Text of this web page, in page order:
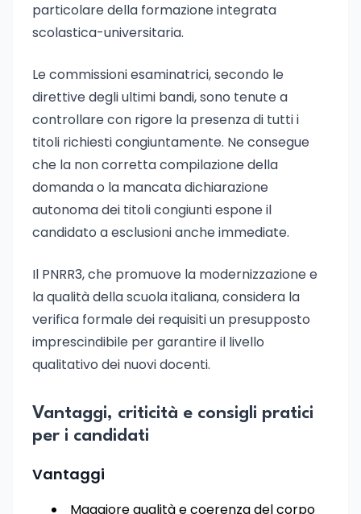
particolare della formazione integrata
scolastica-universitaria.
Le commissioni esaminatrici, secondo le
direttive degli ultimi bandi, sono tenute a
controllare con rigore la presenza di tutti i
titoli richiesti congiuntamente. Ne consegue
che la non corretta compilazione della
domanda o la mancata dichiarazione
autonoma dei titoli congiunti espone il
candidato a esclusioni anche immediate.
Il PNRR3, che promuove la modernizzazione e
la qualità della scuola italiana, considera la
verifica formale dei requisiti un presupposto
imprescindibile per garantire il livello
qualitativo dei nuovi docenti.
Vantaggi, criticità e consigli pratici
per i candidati
Vantaggi
Maggiore qualità e coerenza del corpo